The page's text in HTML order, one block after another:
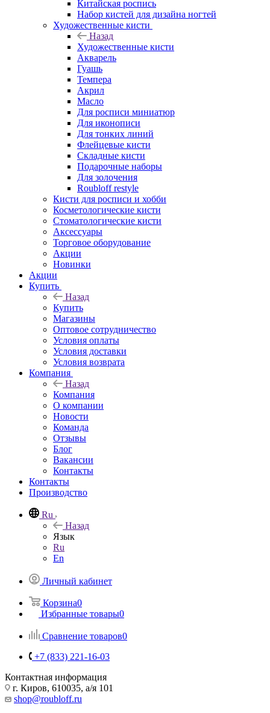
Китайская роспись
Набор кистей для дизайна ногтей
Художественные кисти
Назад
Художественные кисти
Акварель
Гуашь
Темпера
Акрил
Масло
Для росписи миниатюр
Для иконописи
Для тонких линий
Флейцевые кисти
Складные кисти
Подарочные наборы
Для золочения
Roubloff restyle
Кисти для росписи и хобби
Косметологические кисти
Стоматологические кисти
Аксессуары
Торговое оборудование
Акции
Новинки
Акции
Купить
Назад
Купить
Магазины
Оптовое сотрудничество
Условия оплаты
Условия доставки
Условия возврата
Компания
Назад
Компания
О компании
Новости
Команда
Отзывы
Блог
Вакансии
Контакты
Контакты
Производство
Ru
Назад
Язык
Ru
En
Личный кабинет
Корзина0
Избранные товары0
Сравнение товаров0
+7 (833) 221-16-03
Контактная информация
г. Киров, 610035, а/я 101
shop@roubloff.ru